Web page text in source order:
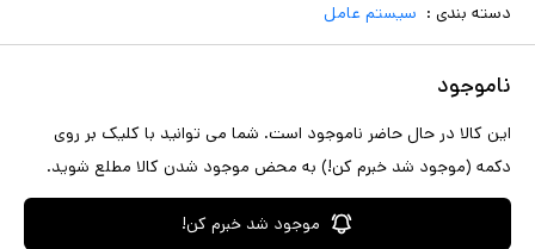
دسته بندی : سیستم عامل
ناموجود
این کالا در حال حاضر ناموجود است. شما می توانید با کلیک بر روی
دکمه (موجود شد خبرم کن!) به محض موجود شدن کالا مطلع شوید.
موجود شد خبرم کن!